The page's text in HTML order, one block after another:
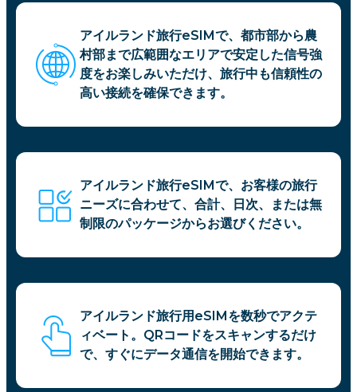
アイルランド旅行eSIMで、都市部から農
村部まで広範囲なエリアで安定した信号強
度をお楽しみいただけ、旅行中も信頼性の
高い接続を確保できます。
アイルランド旅行eSIMで、お客様の旅行
ニーズに合わせて、合計、日次、または無
制限のパッケージからお選びください。
アイルランド旅行用eSIMを数秒でアクテ
ィベート。QRコードをスキャンするだけ
で、すぐにデータ通信を開始できます。